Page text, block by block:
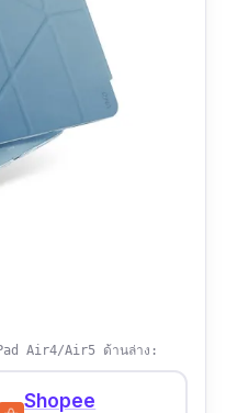
เจาะช่องระบาย
รุ่นนี้สามารถพับตั้ง
กกา Apple Pencil 2
ารชาร์จไร้สาย และ
ายได้อย่างดีเยี่ยม
ลนส์ ช่วยป้องกันเลนส์
และ 12.9 นิ้ว
รุ่น 11 ,12.9 นิ้ว และ
Air4/Air5 ด้านล่าง:
Shopee